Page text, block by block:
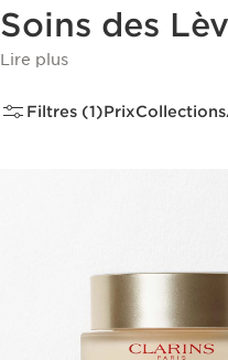
Soins des
Lire plus
Filtres (1)PrixCollections